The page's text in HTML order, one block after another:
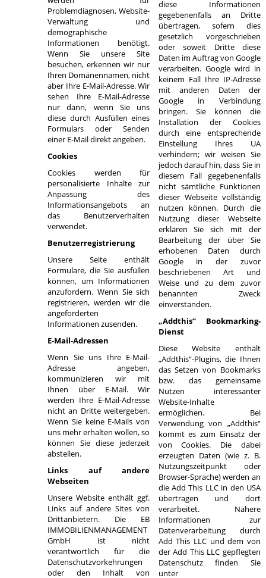
Problemdiagnosen, Website-
Verwaltung und
demographische
Informationen benötigt.
Wenn Sie unsere Site
besuchen, erkennen wir nur
Ihren Domänennamen, nicht
aber Ihre E-Mail-Adresse. Wir
sehen Ihre E-Mail-Adresse
nur dann, wenn Sie uns
diese durch Ausfüllen eines
Formulars oder Senden
einer E-Mail direkt angeben.
Cookies
Cookies werden für
personalisierte Inhalte zur
Anpassung des
Informationsangebots an
das Benutzerverhalten
verwendet.
Benutzerregistrierung
Unsere Seite enthält
Formulare, die Sie ausfüllen
können, um Informationen
anzufordern. Wenn Sie sich
registrieren, werden wir die
angeforderten
Informationen zusenden.
E-Mail-Adressen
Wenn Sie uns Ihre E-Mail-
Adresse angeben,
kommunizieren wir mit
Ihnen über E-Mail. Wir
werden Ihre E-Mail-Adresse
nicht an Dritte weitergeben.
Wenn Sie keine E-Mails von
uns mehr erhalten wollen, so
können Sie diese jederzeit
abstellen.
Links auf andere
Webseiten
Unsere Website enthält ggf.
Links auf andere Sites von
Drittanbietern. Die EB
IMMOBILIENMANAGEMENT
GmbH ist nicht
verantwortlich für die
Datenschutzvorkehrungen
oder den Inhalt von
diese Informationen
gegebenenfalls an Dritte
übertragen, sofern dies
gesetzlich vorgeschrieben
oder soweit Dritte diese
Daten im Auftrag von Google
verarbeiten. Google wird in
keinem Fall Ihre IP-Adresse
mit anderen Daten der
Google in Verbindung
bringen. Sie können die
Installation der Cookies
durch eine entsprechende
Einstellung Ihres UA
verhindern; wir weisen Sie
jedoch darauf hin, dass Sie in
diesem Fall gegebenenfalls
nicht sämtliche Funktionen
dieser Webseite vollständig
nutzen können. Durch die
Nutzung dieser Webseite
erklären Sie sich mit der
Bearbeitung der über Sie
erhobenen Daten durch
Google in der zuvor
beschriebenen Art und
Weise und zu dem zuvor
benannten Zweck
einverstanden.
„Addthis“ Bookmarking-
Dienst
Diese Website enthält
„Addthis“-Plugins, die Ihnen
das Setzen von Bookmarks
bzw. das gemeinsame
Nutzen interessanter
Website-Inhalte
ermöglichen. Bei
Verwendung von „Addthis“
kommt es zum Einsatz der
von Cookies. Die dabei
erzeugten Daten (wie z. B.
Nutzungszeitpunkt oder
Browser-Sprache) werden an
die Add This LLC in den USA
übertragen und dort
verarbeitet. Nähere
Informationen zur
Datenverarbeitung durch
Add This LLC und dem von
der Add This LLC gepflegten
Datenschutz finden Sie
unter